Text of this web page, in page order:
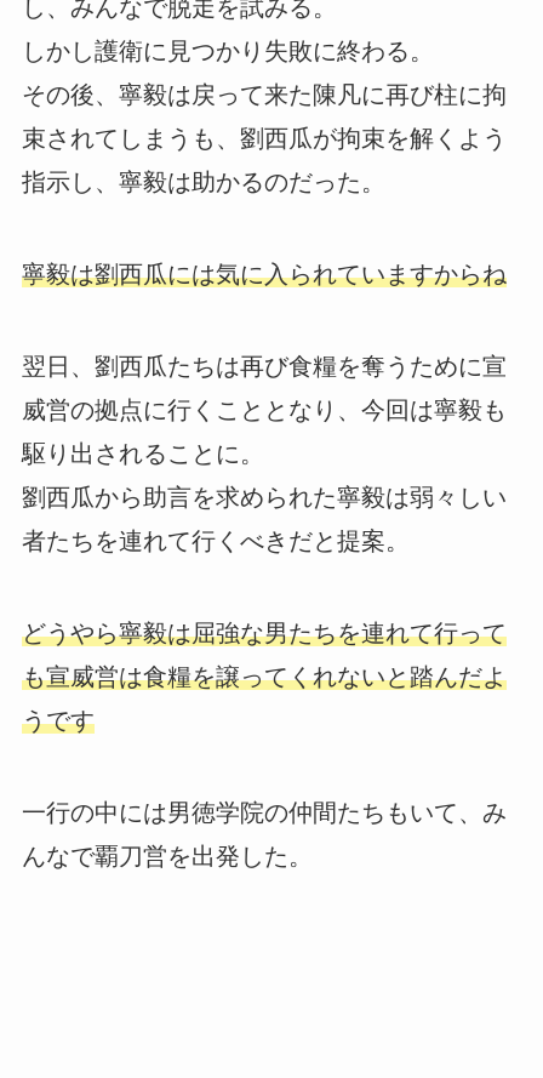
し、みんなで脱走を試みる。
しかし護衛に見つかり失敗に終わる。
その後、寧毅は戻って来た陳凡に再び柱に拘
束されてしまうも、劉西瓜が拘束を解くよう
指示し、寧毅は助かるのだった。
寧毅は劉西瓜には気に入られていますからね
翌日、劉西瓜たちは再び食糧を奪うために宣
威営の拠点に行くこととなり、今回は寧毅も
駆り出されることに。
劉西瓜から助言を求められた寧毅は弱々しい
者たちを連れて行くべきだと提案。
どうやら寧毅は屈強な男たちを連れて行って
も宣威営は食糧を譲ってくれないと踏んだよ
うです
一行の中には男徳学院の仲間たちもいて、み
んなで覇刀営を出発した。